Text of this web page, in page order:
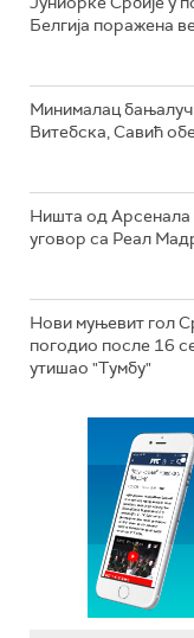
Белгија поражена
Минималац
Витебска, Савић
Ништа од Арсенала
уговор са Реал
Нови муњевит гол
погодио после 16
утишао "Тумбу"